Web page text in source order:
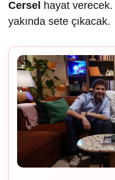
Cersel hayat verecek.
yakında sete çıkacak.